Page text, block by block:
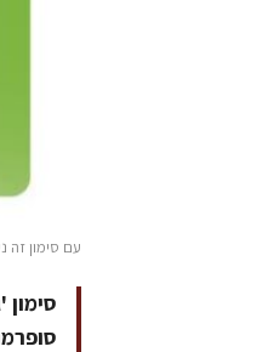
עם סימון זה